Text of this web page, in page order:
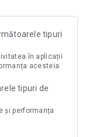
de locația
vedere 3D pe
împrejurimile.
Favorite - astfel
și casele ieftine.
și alte țări.
actualizări și
tipuri
în aplicații
acesteia
tipuri de
și performanța